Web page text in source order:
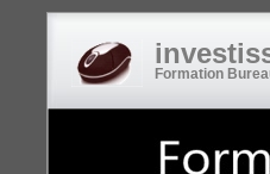
Formation